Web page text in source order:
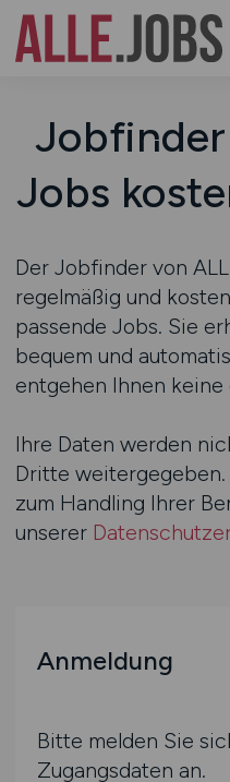
Jobfinder
Jobs
Der Jobfinder von
regelmäßig und
passende Jobs. Sie
bequem und
entgehen Ihnen
Ihre Daten werden
Dritte
zum Handling Ihrer
unserer
Anmeldung
Bitte melden Sie
Zugangsdaten an.